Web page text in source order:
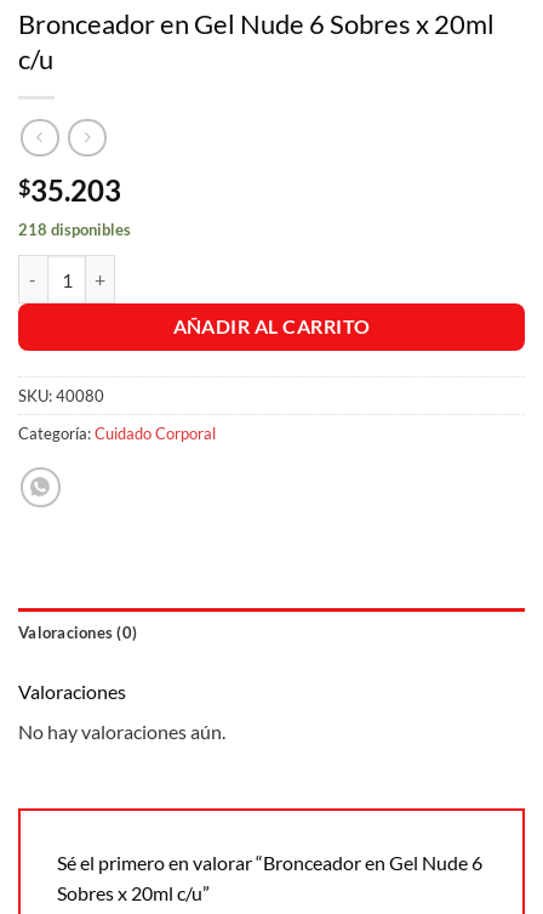
Bronceador en Gel Nude 6 Sobres x 20ml
c/u
$35.203
218 disponibles
AÑADIR AL CARRITO
SKU:40080
Categoría:Cuidado Corporal
Valoraciones (0)
Valoraciones
No hay valoraciones aún.
Sé el primero en valorar “Bronceador en Gel Nude 6
Sobres x 20ml c/u”